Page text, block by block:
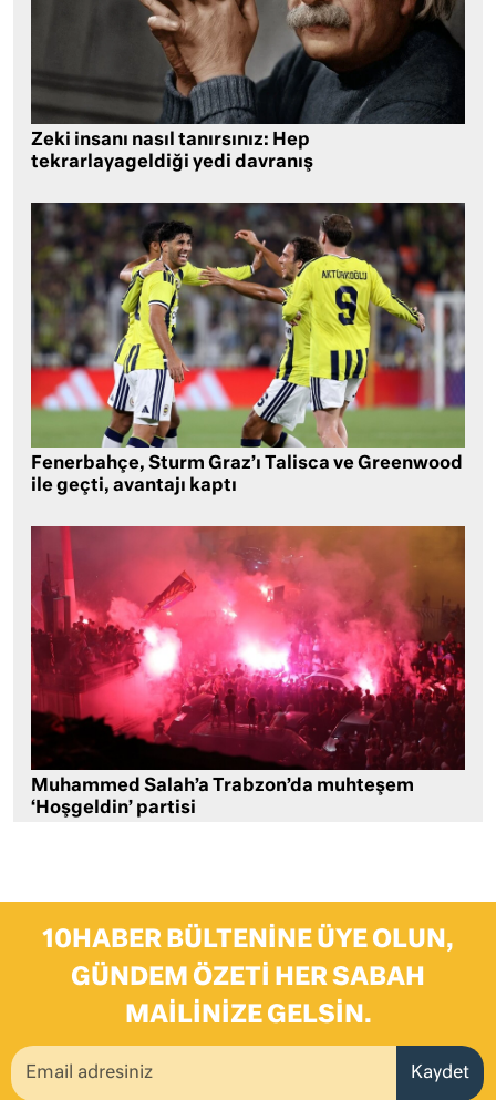
Zeki insanı nasıl tanırsınız: Hep
tekrarlayageldiği yedi davranış
Fenerbahçe, Sturm Graz’ı Talisca ve Greenwood
ile geçti, avantajı kaptı
Muhammed Salah’a Trabzon’da muhteşem
‘Hoşgeldin’ partisi
10HABER BÜLTENINE ÜYE OLUN,
GÜNDEM ÖZETI HER SABAH
MAILINIZE GELSIN.
Kaydet